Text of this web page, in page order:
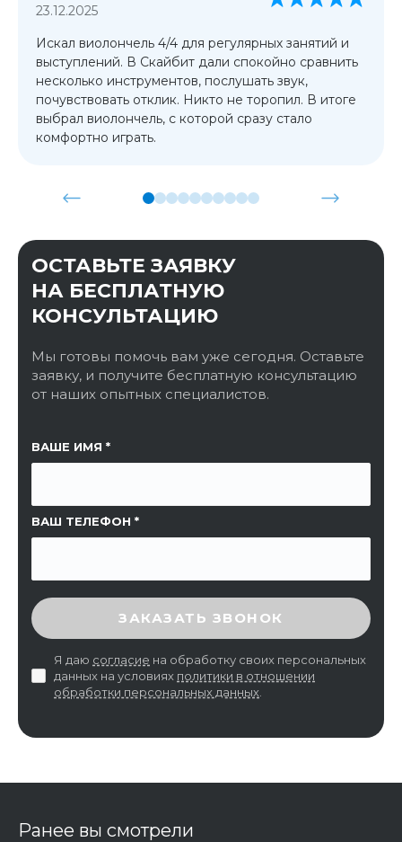
23.12.2025
Искал виолончель 4/4 для регулярных занятий и
выступлений. В Скайбит дали спокойно сравнить
несколько инструментов, послушать звук,
почувствовать отклик. Никто не торопил. В итоге
выбрал виолончель, с которой сразу стало
комфортно играть.
ОСТАВЬТЕ ЗАЯВКУ
НА БЕСПЛАТНУЮ
КОНСУЛЬТАЦИЮ
Мы готовы помочь вам уже сегодня. Оставьте
заявку, и получите бесплатную консультацию
от наших опытных специалистов.
ВАШЕ ИМЯ
ВАШ ТЕЛЕФОН
ССЫЛКА НА СТРАНИЦУ
ВВЕДИТЕ ПРОВЕРОЧНЫЙ КОД
ЗАКАЗАТЬ ЗВОНОК
Я даю согласие на обработку своих персональных
данных на условиях политики в отношении
обработки персональных данных
Ранее вы смотрели